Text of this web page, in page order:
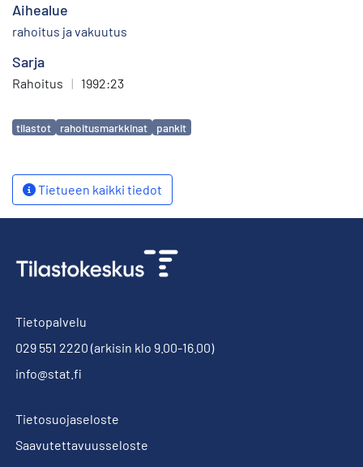
Aihealue
rahoitus ja vakuutus
Sarja
Rahoitus | 1992:23
Avainsanat
tilastot rahoitusmarkkinat pankit
Tietueen kaikki tiedot
Tietopalvelu
029 551 2220 (arkisin klo 9.00-16.00)
info@stat.fi
Tietosuojaseloste
Saavutettavuusseloste